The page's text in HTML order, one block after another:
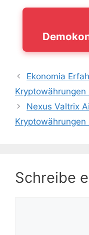
Ekonomia
Nexus Valtrix
Schreibe